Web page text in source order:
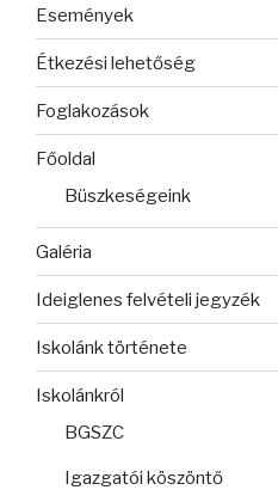
Események
Étkezési lehetőség
Foglakozások
Főoldal
Büszkeségeink
Galéria
Ideiglenes felvételi jegyzék
Iskolánk története
Iskolánkról
BGSZC
Igazgatói köszöntő